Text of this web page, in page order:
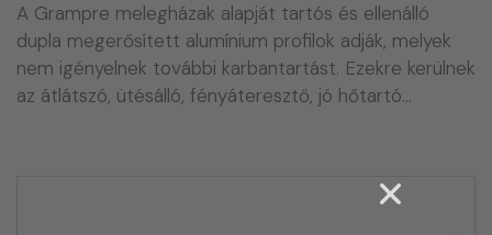
A Grampre melegházak alapját tartós és ellenálló
dupla megerősített alumínium profilok adják, melyek
nem igényelnek további karbantartást. Ezekre kerülnek
az átlátszó, ütésálló, fényáteresztő, jó hőtartó…